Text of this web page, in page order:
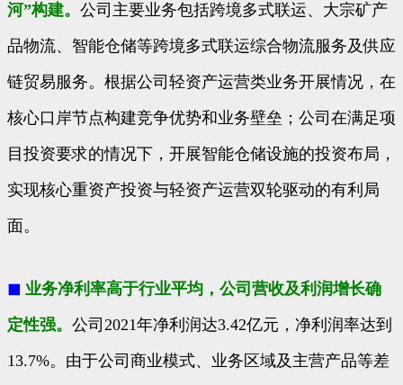
河”构建。 公司主要业务包括跨境多式联运、大宗矿产
品物流、智能仓储等跨境多式联运综合物流服务及供应
链贸易服务。根据公司轻资产运营类业务开展情况，在
核心口岸节点构建竞争优势和业务壁垒；公司在满足项
目投资要求的情况下，开展智能仓储设施的投资布局，
实现核心重资产投资与轻资产运营双轮驱动的有利局
面。
◼ 业务净利率高于行业平均，公司营收及利润增长确
定性强。 公司2021年净利润达3.42亿元，净利润率达到
13.7%。由于公司商业模式、业务区域及主营产品等差